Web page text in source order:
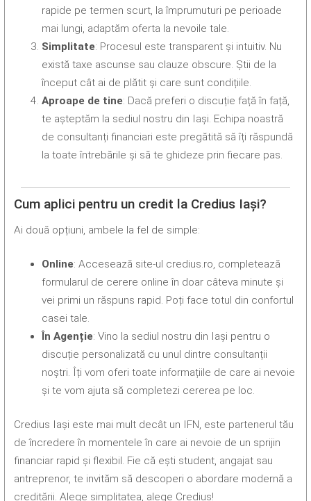
rapide pe termen scurt, la împrumuturi pe perioade
mai lungi, adaptăm oferta la nevoile tale.
Simplitate: Procesul este transparent și intuitiv. Nu
există taxe ascunse sau clauze obscure. Știi de la
început cât ai de plătit și care sunt condițiile.
Aproape de tine: Dacă preferi o discuție față în față,
te așteptăm la sediul nostru din Iași. Echipa noastră
de consultanți financiari este pregătită să îți răspundă
la toate întrebările și să te ghideze prin fiecare pas.
Cum aplici pentru un credit la Credius Iași?
Ai două opțiuni, ambele la fel de simple:
Online: Accesează site-ul credius.ro, completează
formularul de cerere online în doar câteva minute și
vei primi un răspuns rapid. Poți face totul din confortul
casei tale.
În Agenție: Vino la sediul nostru din Iași pentru o
discuție personalizată cu unul dintre consultanții
noștri. Îți vom oferi toate informațiile de care ai nevoie
și te vom ajuta să completezi cererea pe loc.
Credius Iași este mai mult decât un IFN, este partenerul tău
de încredere în momentele în care ai nevoie de un sprijin
financiar rapid și flexibil. Fie că ești student, angajat sau
antreprenor, te invităm să descoperi o abordare modernă a
creditării. Alege simplitatea, alege Credius!